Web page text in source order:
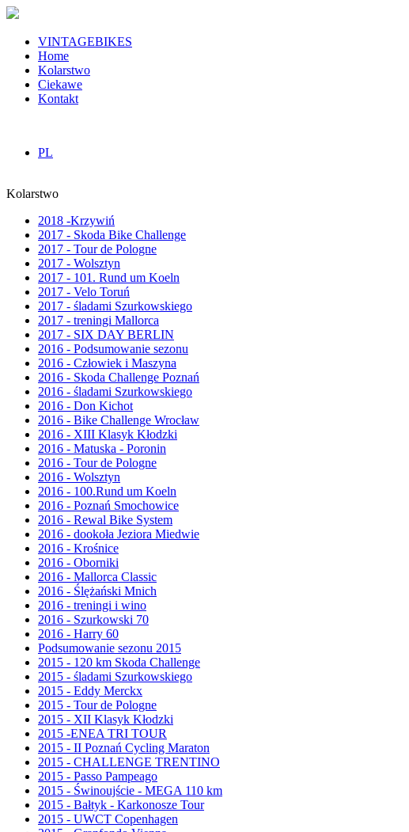
VINTAGEBIKES
Home
Kolarstwo
Ciekawe
Kontakt
PL
Kolarstwo
2018 -Krzywiń
2017 - Skoda Bike Challenge
2017 - Tour de Pologne
2017 - Wolsztyn
2017 - 101. Rund um Koeln
2017 - Velo Toruń
2017 - śladami Szurkowskiego
2017 - treningi Mallorca
2017 - SIX DAY BERLIN
2016 - Podsumowanie sezonu
2016 - Człowiek i Maszyna
2016 - Skoda Challenge Poznań
2016 - śladami Szurkowskiego
2016 - Don Kichot
2016 - Bike Challenge Wrocław
2016 - XIII Klasyk Kłodzki
2016 - Matuska - Poronin
2016 - Tour de Pologne
2016 - Wolsztyn
2016 - 100.Rund um Koeln
2016 - Poznań Smochowice
2016 - Rewal Bike System
2016 - dookoła Jeziora Miedwie
2016 - Krośnice
2016 - Oborniki
2016 - Mallorca Classic
2016 - Ślężański Mnich
2016 - treningi i wino
2016 - Szurkowski 70
2016 - Harry 60
Podsumowanie sezonu 2015
2015 - 120 km Skoda Challenge
2015 - śladami Szurkowskiego
2015 - Eddy Merckx
2015 - Tour de Pologne
2015 - XII Klasyk Kłodzki
2015 -ENEA TRI TOUR
2015 - II Poznań Cycling Maraton
2015 - CHALLENGE TRENTINO
2015 - Passo Pampeago
2015 - Świnoujście - MEGA 110 km
2015 - Bałtyk - Karkonosze Tour
2015 - UWCT Copenhagen